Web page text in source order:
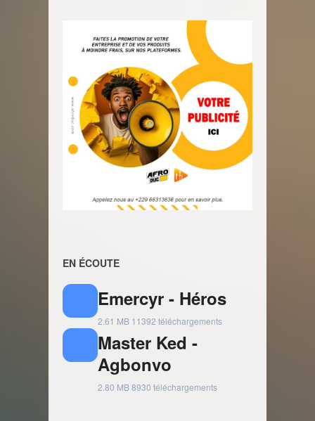
EN ÉCOUTE
Emercyr - Héros
2.61 MB 11392 téléchargements
Master Ked -
Agbonvo
2.80 MB8930 téléchargements